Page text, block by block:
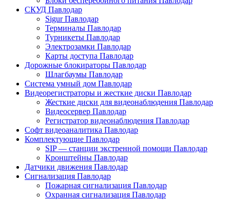
СКУД Павлодар
Sigur Павлодар
Терминалы Павлодар
Турникеты Павлодар
Электрозамки Павлодар
Карты доступа Павлодар
Дорожные блокираторы Павлодар
Шлагбаумы Павлодар
Система умный дом Павлодар
Видеорегистраторы и жесткие диски Павлодар
Жесткие диски для видеонаблюдения Павлодар
Видеосервер Павлодар
Регистратор видеонаблюдения Павлодар
Софт видеоаналитика Павлодар
Комплектующие Павлодар
SIP — станции экстренной помощи Павлодар
Кронштейны Павлодар
Датчики движения Павлодар
Сигнализация Павлодар
Пожарная сигнализация Павлодар
Охранная сигнализация Павлодар